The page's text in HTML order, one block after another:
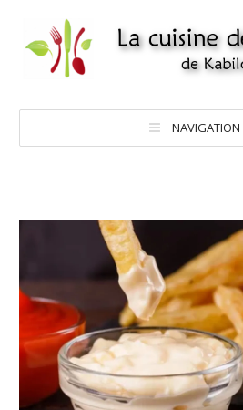
NAVIGATION